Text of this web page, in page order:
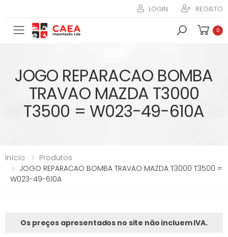
LOGIN REGISTO
Toggle mobile menu 0
JOGO REPARACAO BOMBA
TRAVAO MAZDA T3000
T3500 = W023-49-610A
Início
Produtos
JOGO REPARACAO BOMBA TRAVAO MAZDA T3000 T3500 =
W023-49-610A
Os preços apresentados no site não incluem IVA.